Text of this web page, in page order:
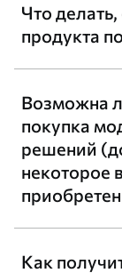
Что
продукта
Возможна
покупка
решений
некоторое
Как